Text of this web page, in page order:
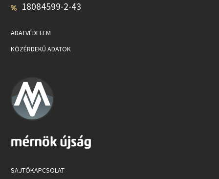
18084599-2-43
ADATVÉDELEM
KÖZÉRDEKŰ ADATOK
SAJTÓKAPCSOLAT